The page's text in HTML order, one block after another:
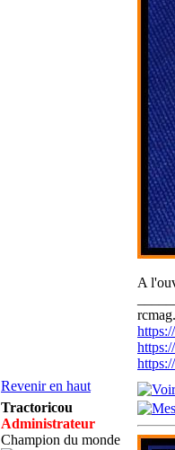
A
Revenir en haut
Tractoricou
Administrateur
Champion du monde